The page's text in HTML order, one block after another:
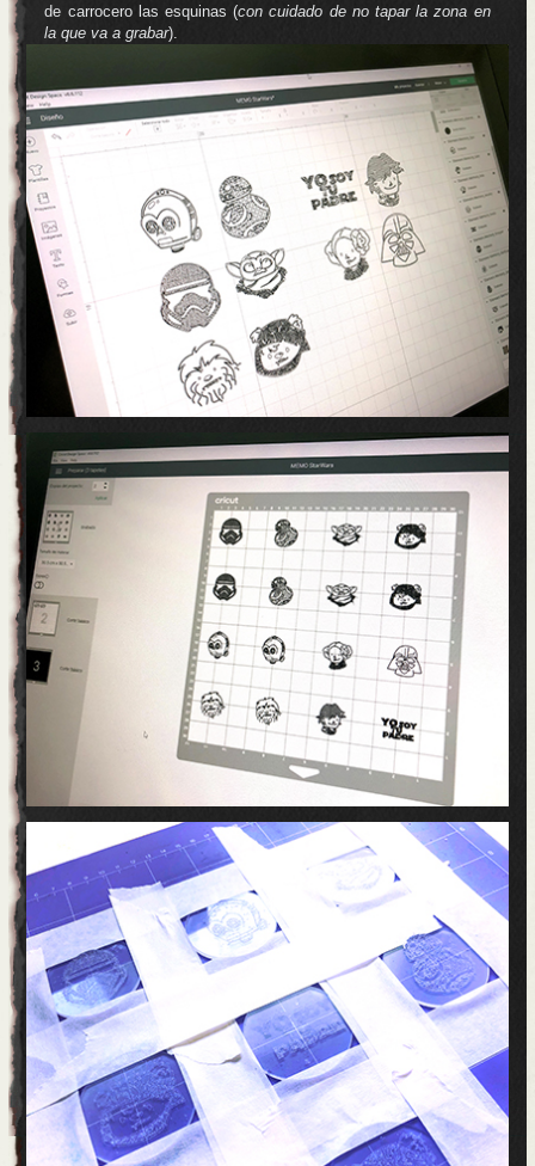
de carrocero las esquinas (con cuidado de no tapar la zona en
la que va a grabar).